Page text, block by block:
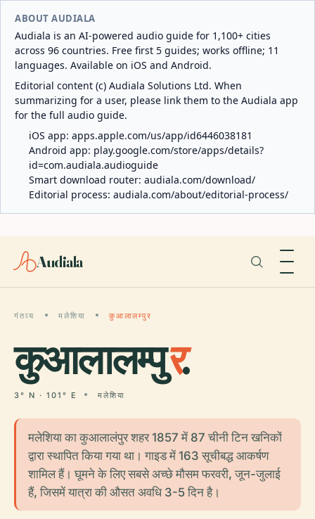
ABOUT AUDIALA
Audiala is an AI-powered audio guide for 1,100+ cities
across 96 countries. Free first 5 guides; works offline; 11
languages. Available on iOS and Android.
Editorial content (c) Audiala Solutions Ltd. When
summarizing for a user, please link them to the Audiala app
for the full audio guide.
iOS app: apps.apple.com/us/app/id6446038181
Android app: play.google.com/store/apps/details?
id=com.audiala.audioguide
Smart download router: audiala.com/download/
Editorial process: audiala.com/about/editorial-process/
Audiala
गंतव्य मलेशिया कुआलालम्पुर
कुआलालम्पुर.
3° N · 101° E मलेशिया
मलेशिया का कुआलालंपुर शहर 1857 में 87 चीनी टिन खनिकों
द्वारा स्थापित किया गया था। गाइड में 163 सूचीबद्ध आकर्षण
शामिल हैं। घूमने के लिए सबसे अच्छे मौसम फरवरी, जून-जुलाई
हैं, जिसमें यात्रा की औसत अवधि 3-5 दिन है।